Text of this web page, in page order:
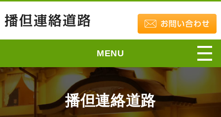
MENU
播但連絡道路